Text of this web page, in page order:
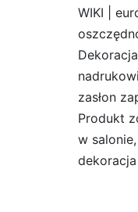
WIKI |
zasłon
Produkt
w